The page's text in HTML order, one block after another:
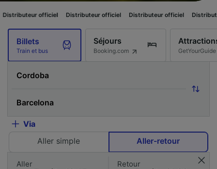
Distributeur officiel Distributeur officiel Distributeur officiel
Billets
Train et bus
Séjours
Booking.com GetYourGuide
Via
Aller simple
Aller-retour
Aller Retour